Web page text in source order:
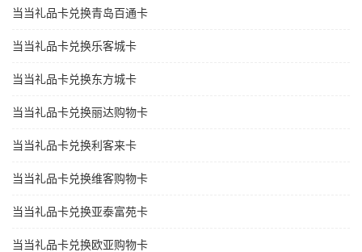
当当礼品卡兑换青岛百通卡
当当礼品卡兑换乐客城卡
当当礼品卡兑换东方城卡
当当礼品卡兑换丽达购物卡
当当礼品卡兑换利客来卡
当当礼品卡兑换维客购物卡
当当礼品卡兑换亚泰富苑卡
当当礼品卡兑换欧亚购物卡